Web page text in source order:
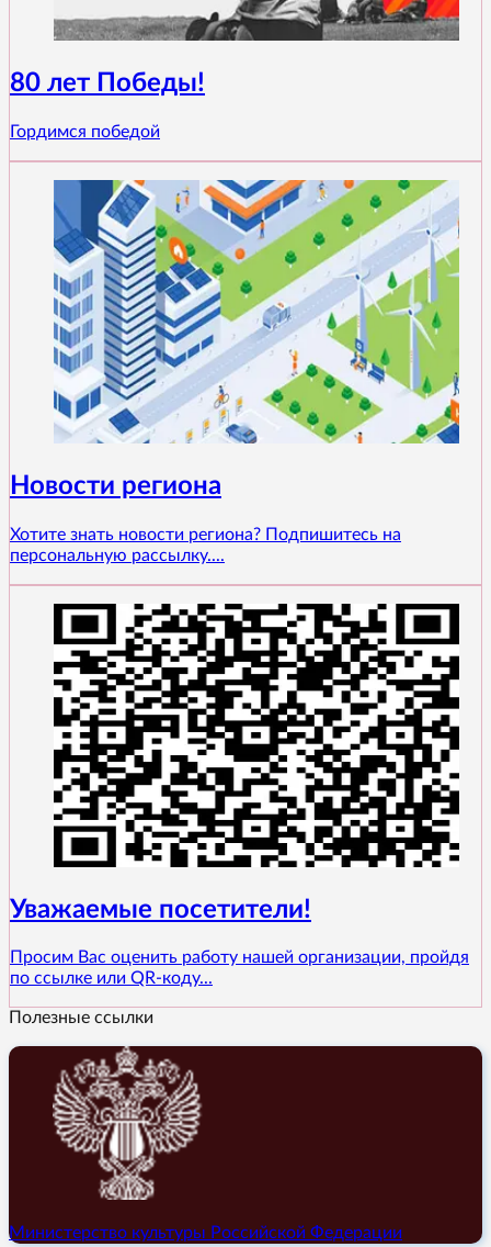
80 лет Победы!
Гордимся победой
Новости региона
Хотите знать новости региона? Подпишитесь на
персональную рассылку....
Уважаемые посетители!
Просим Вас оценить работу нашей организации, пройдя
по ссылке или QR-коду...
Полезные ссылки
Министерство культуры Российской Федерации